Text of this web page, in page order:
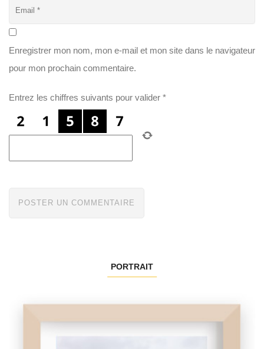
Enregistrer mon nom, mon e-mail et mon site dans le navigateur
pour mon prochain commentaire.
Entrez les chiffres suivants pour valider *
PORTRAIT